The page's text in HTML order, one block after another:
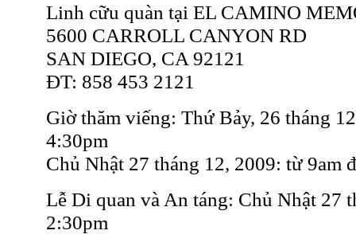
Linh cữu quàn tại EL CAMINO
5600 CARROLL CANYON RD
SAN DIEGO, CA 92121
ĐT: 858 453 2121
Giờ thăm viếng: Thứ Bảy, 26 tháng
4:30pm
Chủ Nhật 27 tháng 12, 2009: từ 9am
Lễ Di quan và An táng: Chủ Nhật 27
2:30pm